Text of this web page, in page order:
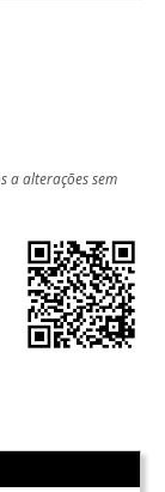
a alterações sem